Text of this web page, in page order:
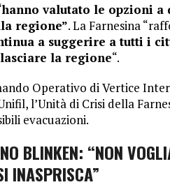
valutato le opzioni a
regione”. La Farnesina
a suggerire a tutti i
la regione“.
Operativo di Vertice
l’Unità di Crisi della
evacuazioni.
BLINKEN: “NON
INASPRISCA”